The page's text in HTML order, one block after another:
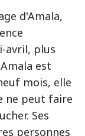
d'Amala,
avril, plus
est
mois, elle
ne peut faire
Ses
personnes